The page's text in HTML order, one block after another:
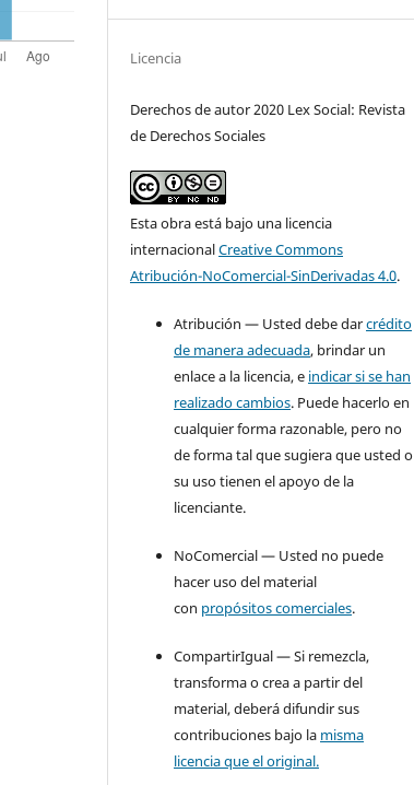
Licencia
Derechos de autor 2020 Lex Social: Revista
de Derechos Sociales
Esta obra está bajo una licencia
internacionalCreative Commons
Atribución-NoComercial-SinDerivadas 4.0.
Atribución — Usted debe darcrédito
de manera adecuada, brindar un
enlace a la licencia, e indicar si se han
realizado cambios. Puede hacerlo en
cualquier forma razonable, pero no
de forma tal que sugiera que usted o
su uso tienen el apoyo de la
licenciante.
NoComercial — Usted no puede
hacer uso del material
con propósitos comerciales.
CompartirIgual — Si remezcla,
transforma o crea a partir del
material, deberá difundir sus
contribuciones bajo la misma
licencia que el original.